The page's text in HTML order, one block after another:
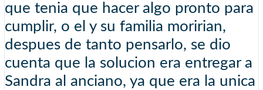
que tenia que hacer algo pronto para
cumplir, o el y su familia moririan,
despues de tanto pensarlo, se dio
cuenta que la solucion era entregar a
Sandra al anciano, ya que era la unica